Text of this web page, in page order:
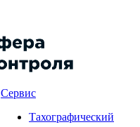
Сервис
Тахографический